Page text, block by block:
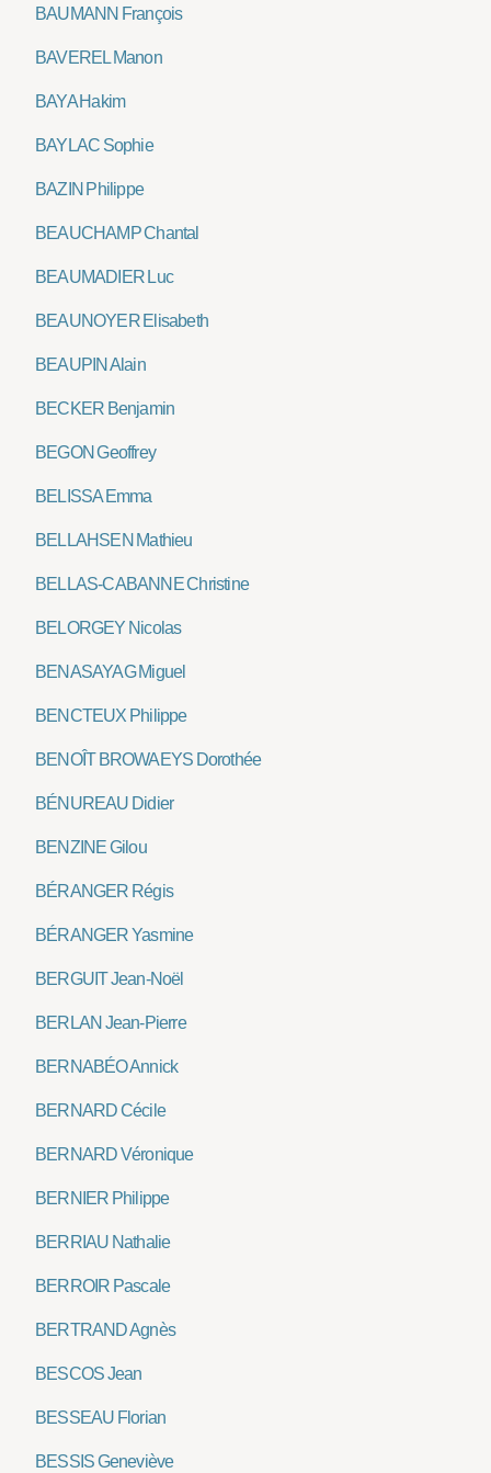
BAUMANN François
BAVEREL Manon
BAYA Hakim
BAYLAC Sophie
BAZIN Philippe
BEAUCHAMP Chantal
BEAUMADIER Luc
BEAUNOYER Elisabeth
BEAUPIN Alain
BECKER Benjamin
BEGON Geoffrey
BELISSA Emma
BELLAHSEN Mathieu
BELLAS-CABANNE Christine
BELORGEY Nicolas
BENASAYAG Miguel
BENCTEUX Philippe
BENOÎT BROWAEYS Dorothée
BÉNUREAU Didier
BENZINE Gilou
BÉRANGER Régis
BÉRANGER Yasmine
BERGUIT Jean-Noël
BERLAN Jean-Pierre
BERNABÉO Annick
BERNARD Cécile
BERNARD Véronique
BERNIER Philippe
BERRIAU Nathalie
BERROIR Pascale
BERTRAND Agnès
BESCOS Jean
BESSEAU Florian
BESSIS Geneviève